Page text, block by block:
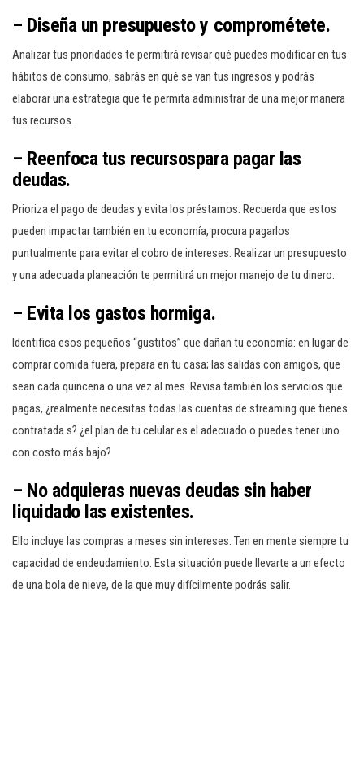
– Diseña un presupuesto y comprométete.
Analizar tus prioridades te permitirá revisar qué puedes modificar en tus
hábitos de consumo, sabrás en qué se van tus ingresos y podrás
elaborar una estrategia que te permita administrar de una mejor manera
tus recursos.
– Reenfoca tus recursospara pagar las
deudas.
Prioriza el pago de deudas y evita los préstamos. Recuerda que estos
pueden impactar también en tu economía, procura pagarlos
puntualmente para evitar el cobro de intereses. Realizar un presupuesto
y una adecuada planeación te permitirá un mejor manejo de tu dinero.
– Evita los gastos hormiga.
Identifica esos pequeños “gustitos” que dañan tu economía: en lugar de
comprar comida fuera, prepara en tu casa; las salidas con amigos, que
sean cada quincena o una vez al mes. Revisa también los servicios que
pagas, ¿realmente necesitas todas las cuentas de streaming que tienes
contratada s? ¿el plan de tu celular es el adecuado o puedes tener uno
con costo más bajo?
– No adquieras nuevas deudas sin haber
liquidado las existentes.
Ello incluye las compras a meses sin intereses. Ten en mente siempre tu
capacidad de endeudamiento. Esta situación puede llevarte a un efecto
de una bola de nieve, de la que muy difícilmente podrás salir.